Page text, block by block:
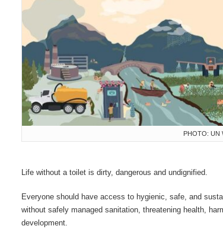
PHOTO: UN
Life without a toilet is dirty, dangerous and undignified.
Everyone should have access to hygienic, safe, and
without safely managed sanitation, threatening health,
development.